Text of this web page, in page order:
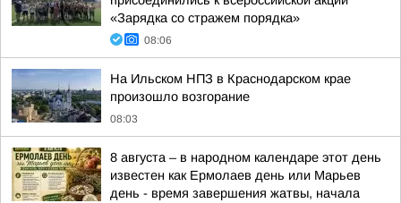
«Зарядка со стражем порядка»
08:06
На Ильском НПЗ в Краснодарском крае
произошло возгорание
08:03
8 августа – в народном календаре этот день
известен как Ермолаев день или Марьев
день - время завершения жатвы, начала